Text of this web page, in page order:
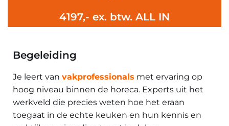
4197,- ex. btw. ALL IN
Begeleiding
Je leert van vakprofessionals met ervaring op
hoog niveau binnen de horeca. Experts uit het
werkveld die precies weten hoe het eraan
toegaat in de echte keuken en hun kennis en